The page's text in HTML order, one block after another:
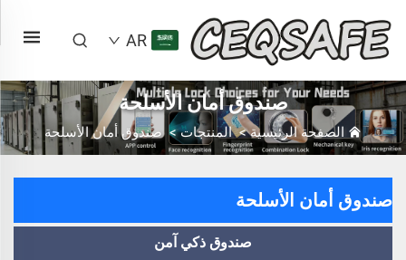
AR
صندوق أمان الأسلحة
الصفحة الرئيسية>المنتجات>صندوق أمان الأسلحة
صندوق أمان الأسلحة
صندوق ذكي آمن